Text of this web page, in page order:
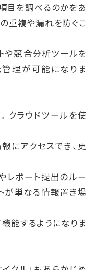
目を調べるのかをあ
重複や漏れを防ぐこ
や競合分析ツールを
理が可能になりま
クラウドツールを使
にアクセスでき、更
レポート提出のルー
が単なる情報置き場
能するようになりま